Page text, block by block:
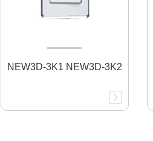
NEW3D-3K1 NEW3D-3K2